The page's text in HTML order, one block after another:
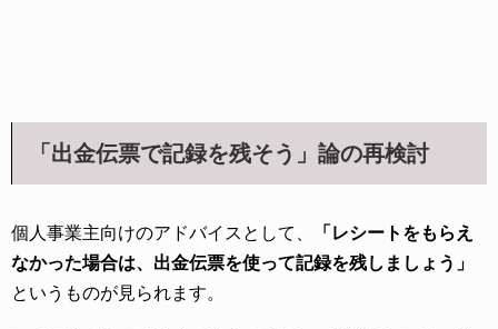
「出金伝票で記録を残そう」論の再検討
個人事業主向けのアドバイスとして、
「レシートをもらえ
なかった場合は、出金伝票を使って記録を残しましょう」
というものが見られます。